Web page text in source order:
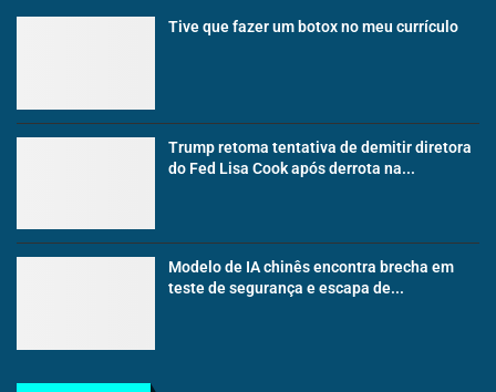
Tive que fazer um botox no meu currículo
Trump retoma tentativa de demitir diretora
do Fed Lisa Cook após derrota na...
Modelo de IA chinês encontra brecha em
teste de segurança e escapa de...